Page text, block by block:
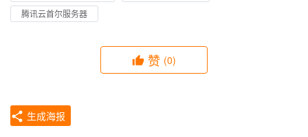
腾讯云首尔服务器
赞 (0)
生成海报